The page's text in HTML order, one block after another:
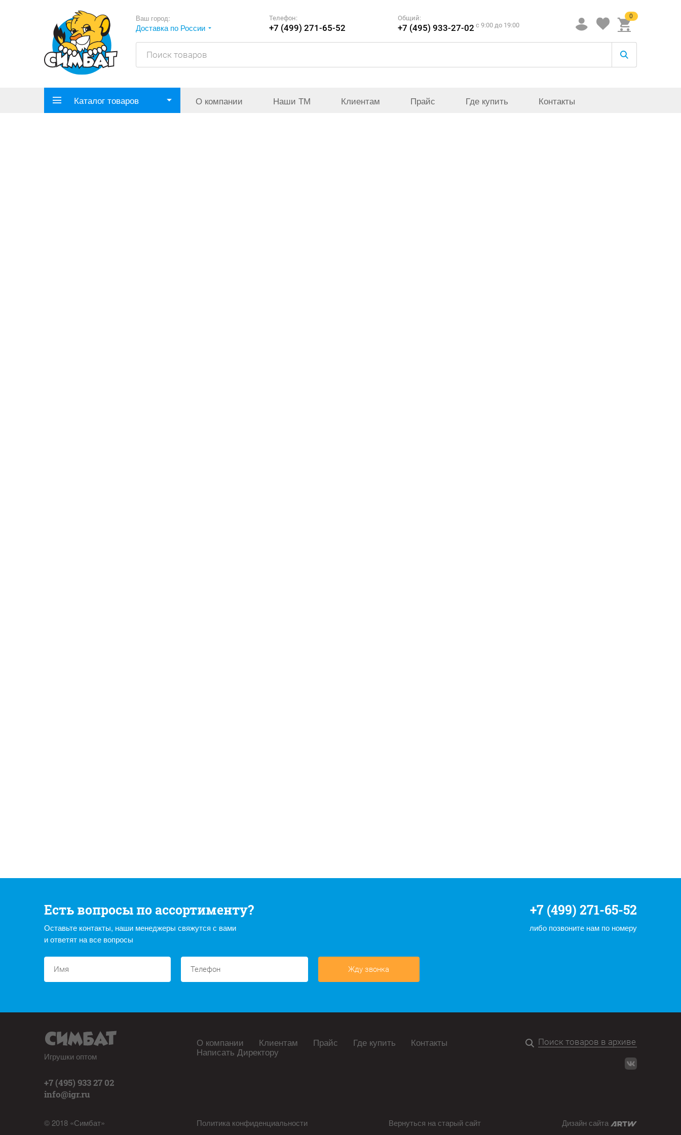
Ваш город:
Доставка по России
Телефон:
+7 (499) 271-65-52
Общий:
+7 (495) 933-27-02 c 9:00 до 19:00
0
Каталог товаров О компании Наши ТМ Клиентам Прайс Где купить Контакты
Есть вопросы по ассортименту?
Оставьте контакты, наши менеджеры свяжутся с вами
и ответят на все вопросы
+7 (499) 271-65-52
либо позвоните нам по номеру
Жду звонка
Игрушки оптом
+7 (495) 933 27 02
info@igr.ru
© 2018 «Симбат»
О компании Клиентам Прайс Где купить Контакты
Написать Директору
Политика конфиденциальности Вернуться на старый сайт Дизайн сайта